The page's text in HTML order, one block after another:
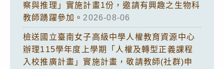
察與推理」實施計畫1份，邀請有興趣之生物科
教師踴躍參加。 2026-08-06
檢送國立臺南女子高級中學人權教育資源中心
辦理115學年度上學期「人權及轉型正義課程
入校推廣計畫」實施計畫，敬請教師(社群)申